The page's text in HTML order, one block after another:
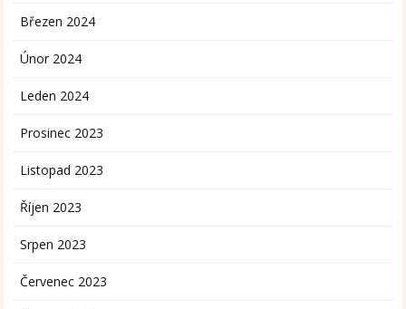
Březen 2024
Únor 2024
Leden 2024
Prosinec 2023
Listopad 2023
Říjen 2023
Srpen 2023
Červenec 2023